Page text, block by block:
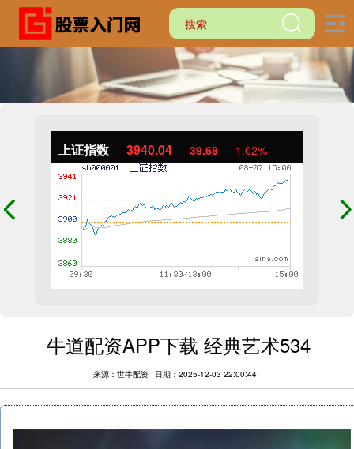
上证指数 3940.04 39.68 1.02%
牛道配资APP下载 经典艺术534
来源：世牛配资 日期：2025-12-03 22:00:44